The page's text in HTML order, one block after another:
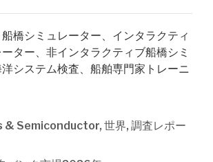
船橋シミュレーター、インタラクティ
ター、非インタラクティブ船橋シミ
システム検査、船舶専門家トレーニ
& Semiconductor, 世界, 調査レポー